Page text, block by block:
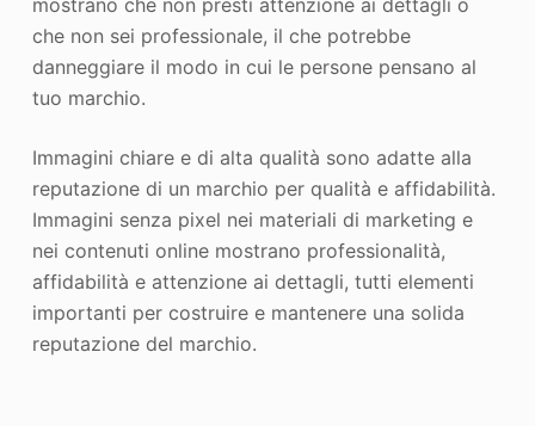
mostrano che non presti attenzione ai dettagli o
che non sei professionale, il che potrebbe
danneggiare il modo in cui le persone pensano al
tuo marchio.
Immagini chiare e di alta qualità sono adatte alla
reputazione di un marchio per qualità e affidabilità.
Immagini senza pixel nei materiali di marketing e
nei contenuti online mostrano professionalità,
affidabilità e attenzione ai dettagli, tutti elementi
importanti per costruire e mantenere una solida
reputazione del marchio.